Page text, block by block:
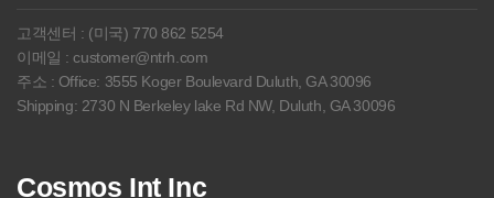
고객센터 : (미국) 770 862 5254
이메일 : customer@ntrh.com
주소 : Office: 3555 Koger Boulevard Duluth, GA 30096
Shipping: 2730 N Berkeley lake Rd NW, Duluth, GA 30096
Cosmos Int Inc